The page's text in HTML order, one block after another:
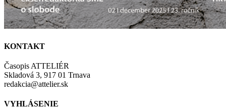
KONTAKT
Časopis ATTELIÉR
Skladová 3, 917 01 Trnava
redakcia@attelier.sk
VYHLÁSENIE